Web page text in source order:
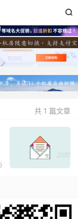

共 1 篇文章
)